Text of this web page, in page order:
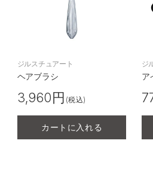
ジルスチュアート
ヘアブラシ
3,960円 (税込)
カートに入れる
ジ
ア